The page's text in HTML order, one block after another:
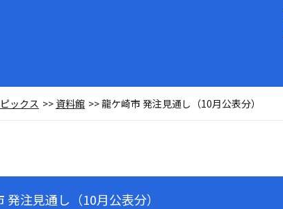
ックス 資料館 龍ケ崎市 発注見通し（10月公表分）
発注見通し（10月公表分）